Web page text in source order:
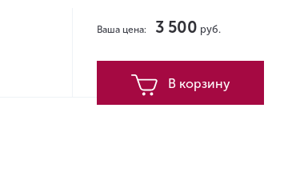
Ваша цена: 3 500 руб.
В корзину